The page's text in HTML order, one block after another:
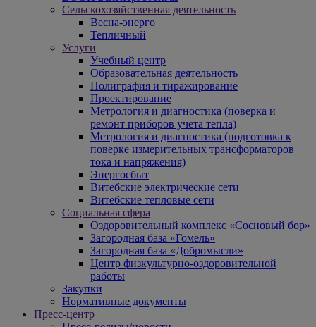
Сельскохозяйственная деятельность
Весна-энерго
Тепличный
Услуги
Учебный центр
Образовательная деятельность
Полиграфия и тиражирование
Проектирование
Метрология и диагностика (поверка и
ремонт приборов учета тепла)
Метрология и диагностика (подготовка к
поверке измерительных трансформаторов
тока и напряжения)
Энергосбыт
Витебские электрические сети
Витебские тепловые сети
Социальная сфера
Оздоровительный комплекс «Сосновый бор»
Загородная база «Гомель»
Загородная база «Добромысли»
Центр физкультурно-оздоровительной
работы
Закупки
Нормативные документы
Пресс-центр